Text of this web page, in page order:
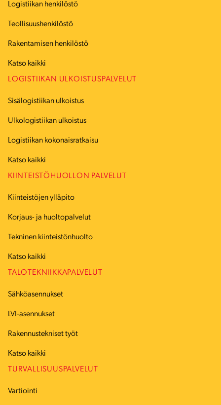
Logistiikan henkilöstö
Teollisuushenkilöstö
Rakentamisen henkilöstö
Katso kaikki
LOGISTIIKAN ULKOISTUSPALVELUT
Sisälogistiikan ulkoistus
Ulkologistiikan ulkoistus
Logistiikan kokonaisratkaisu
Katso kaikki
KIINTEISTÖHUOLLON PALVELUT
Kiinteistöjen ylläpito
Korjaus- ja huoltopalvelut
Tekninen kiinteistönhuolto
Katso kaikki
TALOTEKNIIKKAPALVELUT
Sähköasennukset
LVI-asennukset
Rakennustekniset työt
Katso kaikki
TURVALLISUUSPALVELUT
Vartiointi